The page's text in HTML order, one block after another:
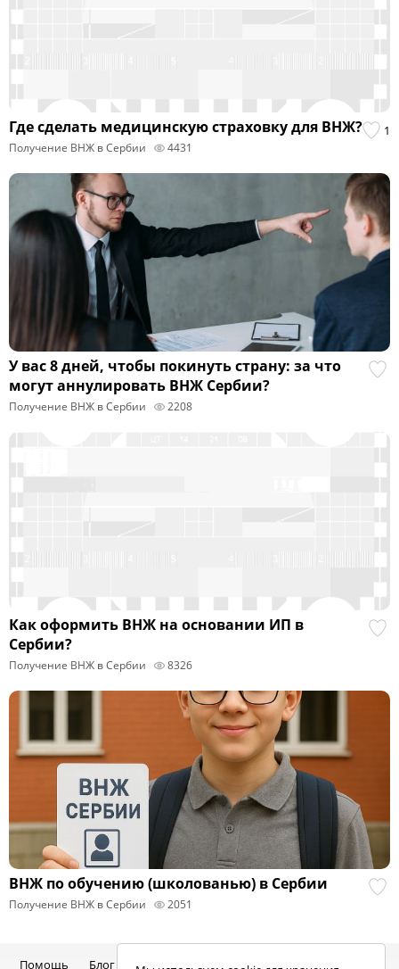
1
Где сделать медицинскую страховку для ВНЖ?
Получение ВНЖ в Сербии 4431
У вас 8 дней, чтобы покинуть страну: за что
могут аннулировать ВНЖ Сербии?
Получение ВНЖ в Сербии 2208
Как оформить ВНЖ на основании ИП в
Сербии?
Получение ВНЖ в Сербии 8326
ВНЖ по обучению (школованью) в Сербии
Получение ВНЖ в Сербии 2051
Помощь Блог Telegram-канал Чат